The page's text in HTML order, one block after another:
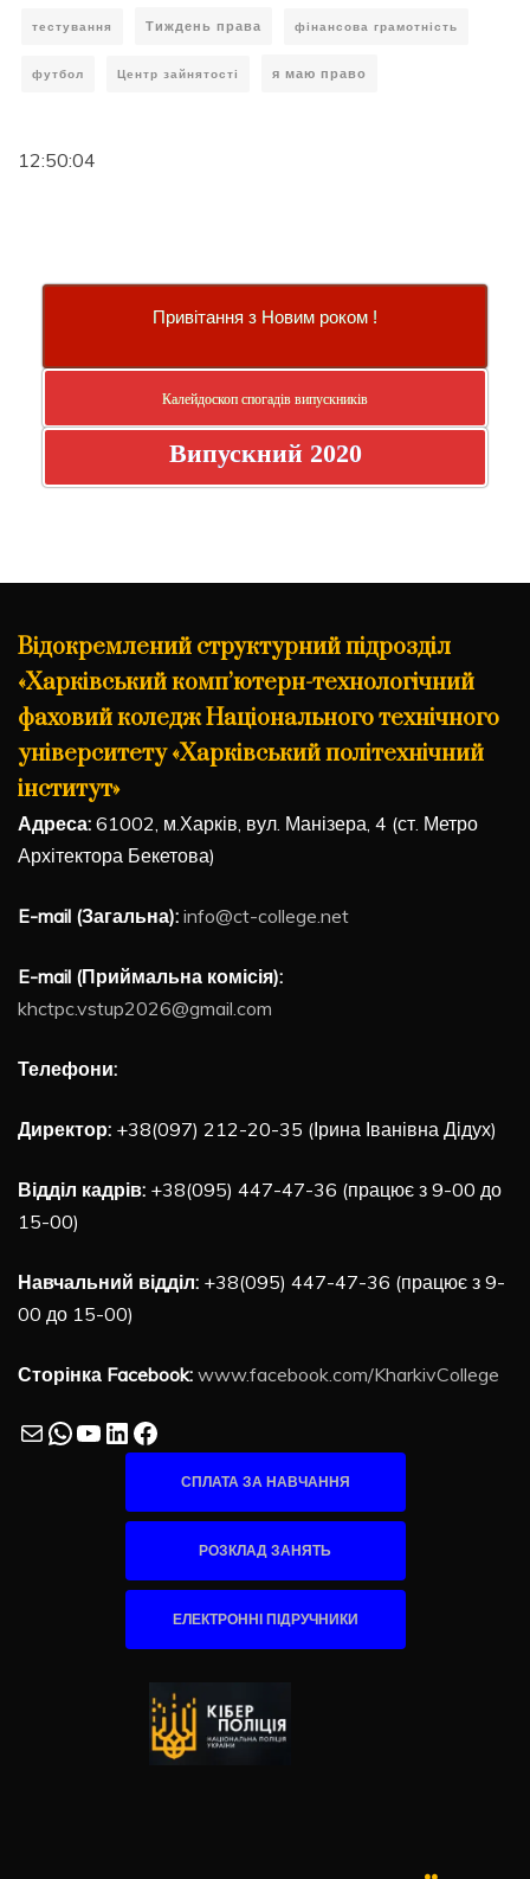
тестування Тиждень права фінансова грамотність
футбол Центр зайнятості я маю право
12:50:04
Привітання з Новим роком !
Калейдоскоп спогадів випускників
Випускний 2020
Відокремлений структурний підрозділ
«Харківський комп’ютерн-технологічний
фаховий коледж Національного технічного
університету «Харківський політехнічний
інститут»
Адреса: 61002, м.Харків, вул. Манізера, 4 (ст. Метро
Архітектора Бекетова)
E-mail (Загальна): info@ct-college.net
E-mail (Приймальна комісія):
khctpc.vstup2026@gmail.com
Телефони:
Директор: +38(097) 212-20-35 (Ірина Іванівна Дідух)
Відділ кадрів: +38(095) 447-47-36 (працює з 9-00 до
15-00)
Навчальний відділ: +38(095) 447-47-36 (працює з 9-
00 до 15-00)
Сторінка Facebook: www.facebook.com/KharkivCollege
MailWhatsApp
YouTube
LinkedIn
Facebook
СПЛАТА ЗА НАВЧАННЯ
РОЗКЛАД ЗАНЯТЬ
ЕЛЕКТРОННІ ПІДРУЧНИКИ